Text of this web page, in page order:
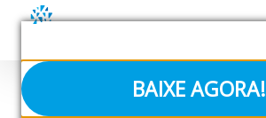
BAIXE AGORA!
conteúdo